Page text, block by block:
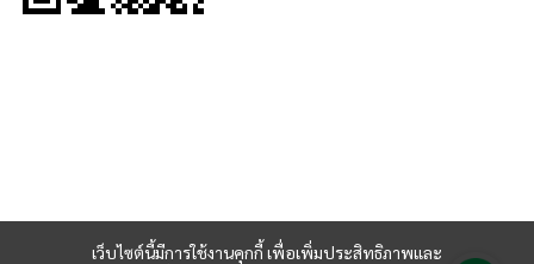
เว็บไซต์นี้มีการใช้งานคุกกี้ เพื่อเพิ่มประสิทธิภาพและ